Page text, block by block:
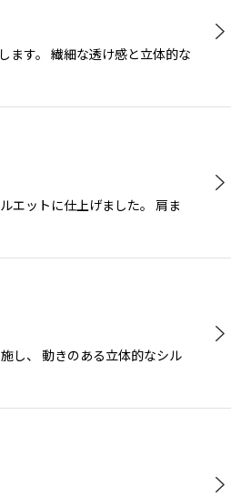
ます。 繊細な透け感と立体的な
エットに仕上げました。 肩ま
し、 動きのある立体的なシル